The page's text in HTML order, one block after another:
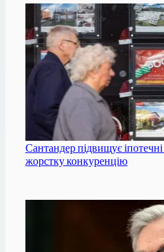
Сантандер підвищує
жорстку конкуренцію